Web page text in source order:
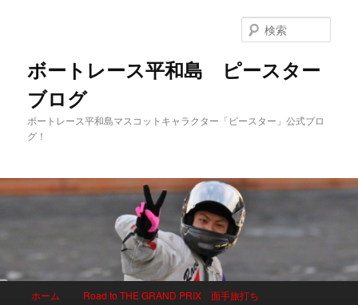
ボートレース平和島 ピースター
ブログ
ボートレース平和島マスコットキャラクター「ピースター」公式ブロ
グ！
索
メインコンテンツへ移動
サブコンテンツへ移動
ホーム Road to THE GRAND PRIX 面手旅打ち